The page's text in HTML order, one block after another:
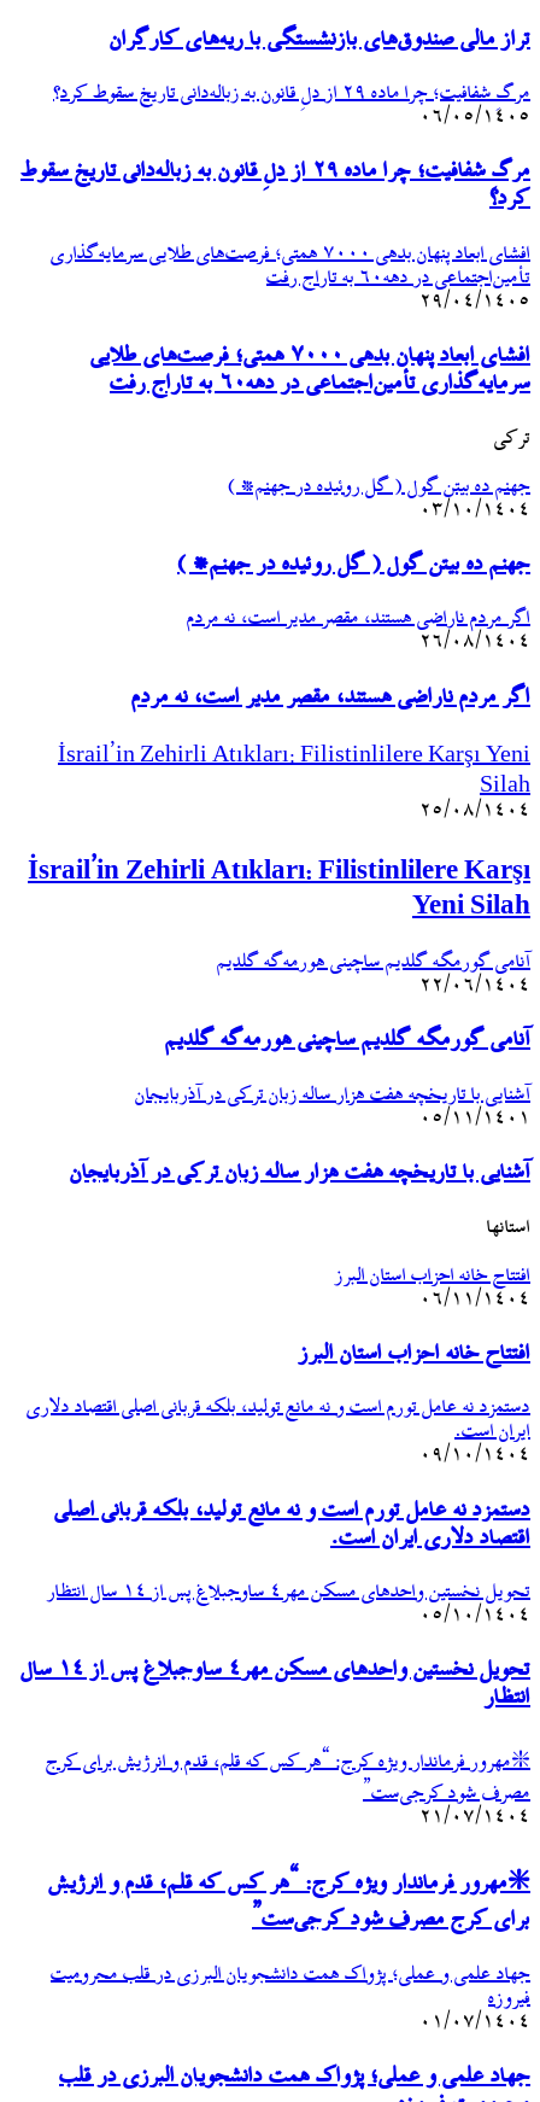
تراز مالی صندوق‌های بازنشستگی با ریه‌های کارگران
مرگِ شفافیت؛ چرا ماده ۲۹ از دلِ قانون به زباله‌دانی تاریخ سقوط کرد؟
۰۶/۰۵/۱۴۰۵
مرگِ شفافیت؛ چرا ماده ۲۹ از دلِ قانون به زباله‌دانی تاریخ سقوط
کرد؟
افشای ابعاد پنهان بدهی ۷۰۰۰ همتی؛ فرصت‌های طلایی سرمایه‌گذاری
تأمین‌اجتماعی در دهه‌۶۰ به تاراج رفت
۲۹/۰۴/۱۴۰۵
افشای ابعاد پنهان بدهی ۷۰۰۰ همتی؛ فرصت‌های طلایی
سرمایه‌گذاری تأمین‌اجتماعی در دهه‌۶۰ به تاراج رفت
ترکی
جهنم ده بیتن گول ( گل روئیده در جهنم* )
۰۳/۱۰/۱۴۰۴
جهنم ده بیتن گول ( گل روئیده در جهنم* )
اگر مردم ناراضی هستند، مقصر مدیر است، نه مردم
۲۶/۰۸/۱۴۰۴
اگر مردم ناراضی هستند، مقصر مدیر است، نه مردم
İsrail’in Zehirli Atıkları: Filistinlilere Karşı Yeni
Silah
۲۵/۰۸/۱۴۰۴
İsrail’in Zehirli Atıkları: Filistinlilere Karşı
Yeni Silah
آنامی گورمگه گلدیم ساچینی هورمه‌گه گلدیم
۲۲/۰۶/۱۴۰۴
آنامی گورمگه گلدیم ساچینی هورمه‌گه گلدیم
آشنایی با تاریخچه هفت هزار ساله زبان ترکی در آذربایجان
۰۵/۱۱/۱۴۰۱
آشنایی با تاریخچه هفت هزار ساله زبان ترکی در آذربایجان
استانها
افتتاح خانه‌ احزاب استان‌ البرز
۰۶/۱۱/۱۴۰۴
افتتاح خانه‌ احزاب استان‌ البرز
دستمزد نه عامل تورم است و نه مانع تولید، بلکه قربانی اصلی اقتصاد دلاری
ایران است.
۰۹/۱۰/۱۴۰۴
دستمزد نه عامل تورم است و نه مانع تولید، بلکه قربانی اصلی
اقتصاد دلاری ایران است.
تحویل نخستین واحدهای مسکن مهر۴ ساوجبلاغ پس از ۱۴ سال انتظار
۰۵/۱۰/۱۴۰۴
تحویل نخستین واحدهای مسکن مهر۴ ساوجبلاغ پس از ۱۴ سال
انتظار
❇️مهرور فرماندار ویژه کرج: “هر کس که قلم، قدم و انرژیش برای کرج
مصرف شود کرجی‌ست”
۲۱/۰۷/۱۴۰۴
❇️مهرور فرماندار ویژه کرج: “هر کس که قلم، قدم و انرژیش
برای کرج مصرف شود کرجی‌ست”
جهاد علمی و عملی؛ پژواک همت دانشجویان البرزی در قلب محرومیت
فیروزه
۰۱/۰۷/۱۴۰۴
جهاد علمی و عملی؛ پژواک همت دانشجویان البرزی در قلب